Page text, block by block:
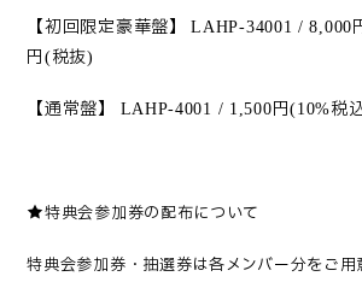
【初回限定豪華盤】LAHP-34001 / 8,000
円(税抜)
【通常盤】 LAHP-4001 / 1,500円(10%税
★特典会参加券の配布について
特典会参加券・抽選券は各メンバー分をご用